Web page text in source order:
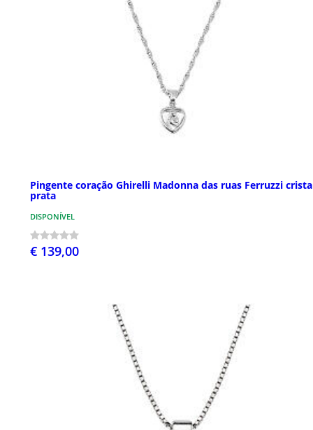
Pingente coração Ghirelli Madonna das ruas Ferruzzi
prata
DISPONÍVEL
€ 139,00